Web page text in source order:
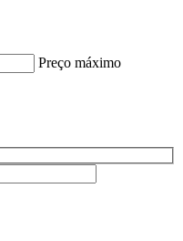
Preço máximo